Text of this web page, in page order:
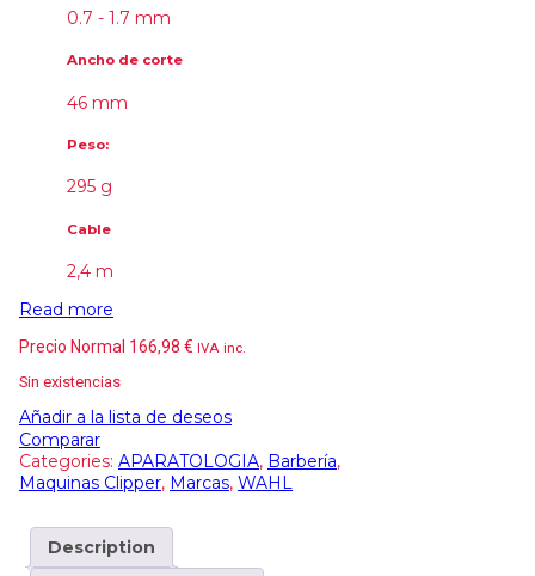
0.7 - 1.7 mm
Ancho de corte
46 mm
Peso:
295 g
Cable
2,4 m
Read more
Precio Normal 166,98 € IVA inc.
Sin existencias
Añadir a la lista de deseos
Comparar
Categories: APARATOLOGIA, Barbería,
Maquinas Clipper, Marcas, WAHL
Description